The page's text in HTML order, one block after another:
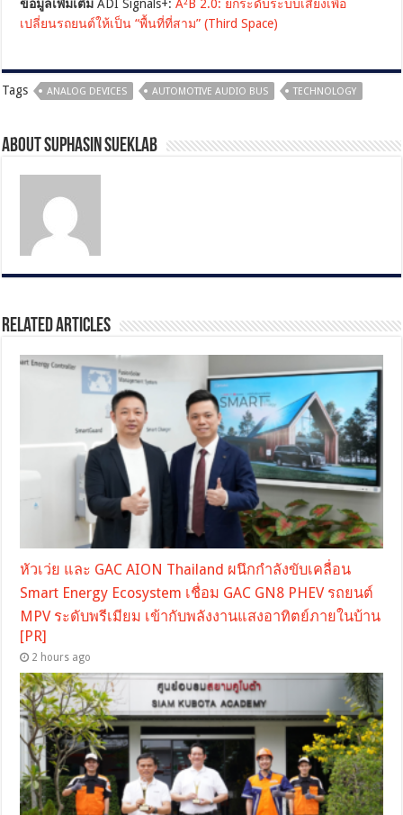
ข้อมูลเพิ่มเติมADI Signals+:A²B 2.0: ยกระดับระบบเสียงเพื่อ
เปลี่ยนรถยนต์ให้เป็น “พื้นที่ที่สาม” (Third Space)
Tags ANALOG DEVICES AUTOMOTIVE AUDIO BUS TECHNOLOGY
About Suphasin Sueklab
Related Articles
หัวเว่ย และ GAC AION Thailand ผนึกกำลังขับเคลื่อน
Smart Energy Ecosystem เชื่อม GAC GN8 PHEV รถยนต์
MPV ระดับพรีเมียม เข้ากับพลังงานแสงอาทิตย์ภายในบ้าน
[PR]
2 hours ago